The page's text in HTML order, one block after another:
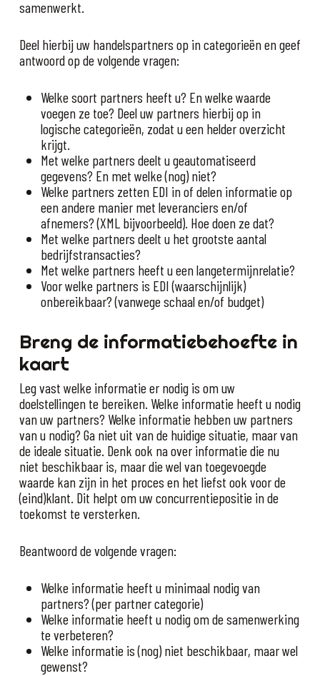
samenwerkt.
Deel hierbij uw handelspartners op in categorieën en geef
antwoord op de volgende vragen:
Welke soort partners heeft u? En welke waarde
voegen ze toe? Deel uw partners hierbij op in
logische categorieën, zodat u een helder overzicht
krijgt.
Met welke partners deelt u geautomatiseerd
gegevens? En met welke (nog) niet?
Welke partners zetten EDI in of delen informatie op
een andere manier met leveranciers en/of
afnemers? (XML bijvoorbeeld). Hoe doen ze dat?
Met welke partners deelt u het grootste aantal
bedrijfstransacties?
Met welke partners heeft u een langetermijnrelatie?
Voor welke partners is EDI (waarschijnlijk)
onbereikbaar? (vanwege schaal en/of budget)
Breng de informatiebehoefte in
kaart
Leg vast welke informatie er nodig is om uw
doelstellingen te bereiken. Welke informatie heeft u nodig
van uw partners? Welke informatie hebben uw partners
van u nodig? Ga niet uit van de huidige situatie, maar van
de ideale situatie. Denk ook na over informatie die nu
niet beschikbaar is, maar die wel van toegevoegde
waarde kan zijn in het proces en het liefst ook voor de
(eind)klant. Dit helpt om uw concurrentiepositie in de
toekomst te versterken.
Beantwoord de volgende vragen:
Welke informatie heeft u minimaal nodig van
partners? (per partner categorie)
Welke informatie heeft u nodig om de samenwerking
te verbeteren?
Welke informatie is (nog) niet beschikbaar, maar wel
gewenst?